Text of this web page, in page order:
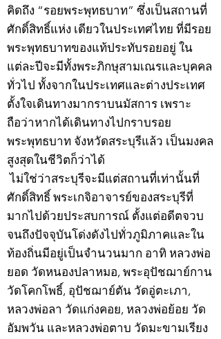
คิดถึง “รอยพระพุทธบาท” ซึ่งเป็นสถานที่
ศักดิ์สิทธิ์แห่ง เดียวในประเทศไทย ที่มีรอย
พระพุทธบาทของแท้ประทับรอยอยู่ ใน
แต่ละปีจะมีทั้งพระภิกษุสามเณรและบุคคล
ทั่วไป ทั้งจากในประเทศและต่างประเทศ
ตั้งใจเดินทางมากราบนมัสการ เพราะ
ถือว่าหากได้เดินทางไปกราบรอย
พระพุทธบาท จังหวัดสระบุรีแล้ว เป็นมงคล
สูงสุดในชีวิตก็ว่าได้
ไม่ใช่ว่าสระบุรีจะมีแต่สถานที่เท่านั้นที่
ศักดิ์สิทธิ์ พระเกจิอาจารย์ของสระบุรีที่
มากไปด้วยประสบการณ์ ตั้งแต่อดีตจวบ
จนถึงปัจจุบันโด่งดังไปทั่วภูมิภาคและใน
ท้องถิ่นมีอยู่เป็นจำนวนมาก อาทิ หลวงพ่อ
ยอด วัดหนองปลาหมอ, พระอุปัชฌาย์กาน
วัดโคกโพธิ์, อุปัชฌาย์ตัน วัดอู่ตะเภา,
หลวงพ่อลา วัดแก่งคอย, หลวงพ่อย้อย วัด
อัมพวัน และหลวงพ่อตาบ วัดมะขามเรียง